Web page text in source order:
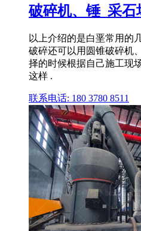
破碎机、锤_采石
以上介绍的是白垩常用的
破碎还可以用圆锥破碎机
择的时候根据自己施工现
这样 .
联系电话: 180 3780 8511